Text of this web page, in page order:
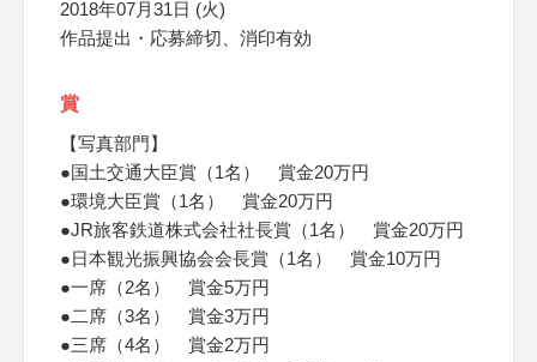
2018年07月31日 (火)
作品提出・応募締切、消印有効
賞
【写真部門】
●国土交通大臣賞（1名） 賞金20万円
●環境大臣賞（1名） 賞金20万円
●JR旅客鉄道株式会社社長賞（1名） 賞金20万円
●日本観光振興協会会長賞（1名） 賞金10万円
●一席（2名） 賞金5万円
●二席（3名） 賞金3万円
●三席（4名） 賞金2万円